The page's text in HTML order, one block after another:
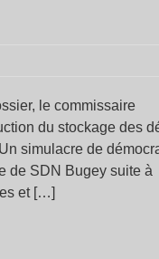
le commissaire
du stockage des
simulacre de
de SDN Bugey suite à
et […]